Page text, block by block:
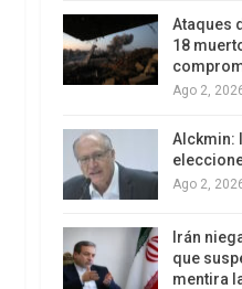
Ataques
18
Ago 2,
Alckmin:
Ago 2,
Irán
que
mentira